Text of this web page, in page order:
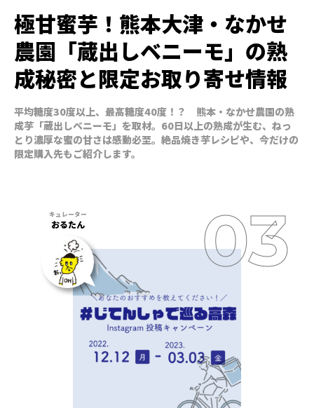
極甘蜜芋！熊本大津・なかせ
農園「蔵出しベニーモ」の熟
成秘密と限定お取り寄せ情報
平均糖度30度以上、最高糖度40度！？ 熊本・なかせ農園の熟
成芋「蔵出しベニーモ」を取材。60日以上の熟成が生む、ねっ
とり濃厚な蜜の甘さは感動必至。絶品焼き芋レシピや、今だけの
限定購入先もご紹介します。
おるたん